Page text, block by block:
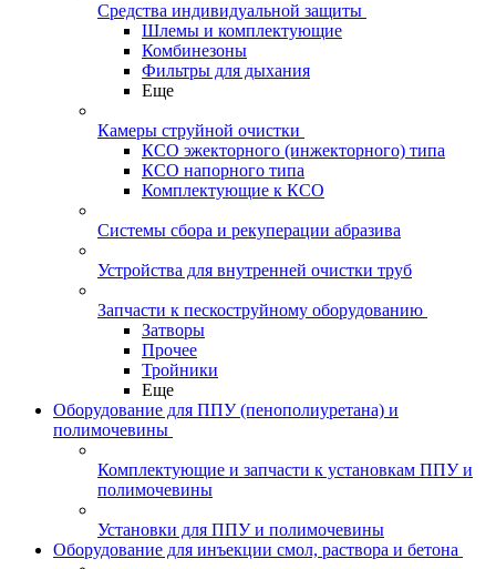
Средства индивидуальной защиты
Шлемы и комплектующие
Комбинезоны
Фильтры для дыхания
Еще
Камеры струйной очистки
КСО эжекторного (инжекторного) типа
КСО напорного типа
Комплектующие к КСО
Системы сбора и рекуперации абразива
Устройства для внутренней очистки труб
Запчасти к пескоструйному оборудованию
Затворы
Прочее
Тройники
Еще
Оборудование для ППУ (пенополиуретана) и
полимочевины
Комплектующие и запчасти к установкам ППУ и
полимочевины
Установки для ППУ и полимочевины
Оборудование для инъекции смол, раствора и бетона